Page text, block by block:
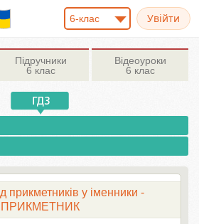
6-клас
Підручники
6 клас
Відеоуроки
6 клас
прикметників у іменники -
ПРИКМЕТНИК